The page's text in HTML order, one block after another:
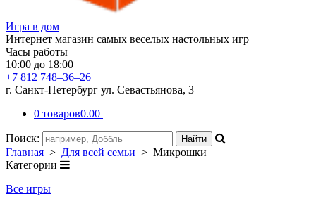
Игра в дом
Интернет магазин самых веселых настольных игр
Часы работы
10:00 до 18:00
+7 812 748–36–26
г. Санкт-Петербург ул. Севастьянова, 3
0 товаров0.00
Поиск:
Главная > Для всей семьи > Микрошки
Категории
Все игры